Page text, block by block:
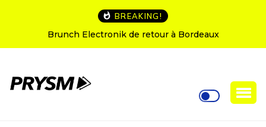
BREAKING!
Brunch Electronik de retour à Bordeaux